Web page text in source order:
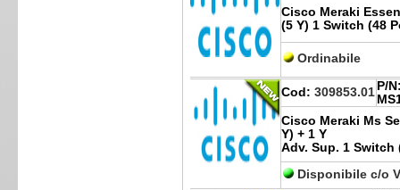
Cisco Meraki
(5 Y) 1 Switch (48
Ordinabile
Cod: 309853.01 P/
Cisco Meraki Ms
Y) + 1 Y
Adv. Sup. 1 Switch
Disponibile c/o